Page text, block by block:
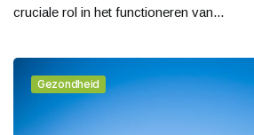
cruciale rol in het functioneren van...
Gezondheid